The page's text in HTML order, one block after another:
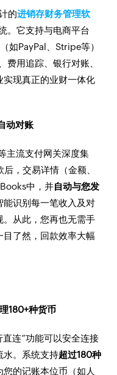
的进销存财务管理软
。它支持与电商平台
如PayPal、Stripe等）
用追踪、银行对账、
实现真正的业财一体化
动对账
主流支付网关深度集
，交易详情（金额、
中，并自动与您发
能识别每一笔收入及对
。从此，您再也无需手
了然，回款效率大幅
180+种货币
连”功能可以安全连接
水。系统支持超过180种
您的记账本位币（如人